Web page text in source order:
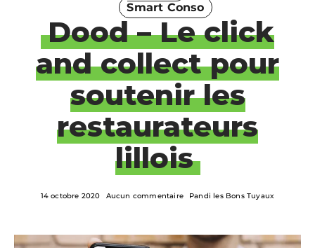
Smart Conso
Dood – Le click
and collect pour
soutenir les
restaurateurs
lillois
14 octobre 2020 Aucun commentaire Pandi les Bons Tuyaux